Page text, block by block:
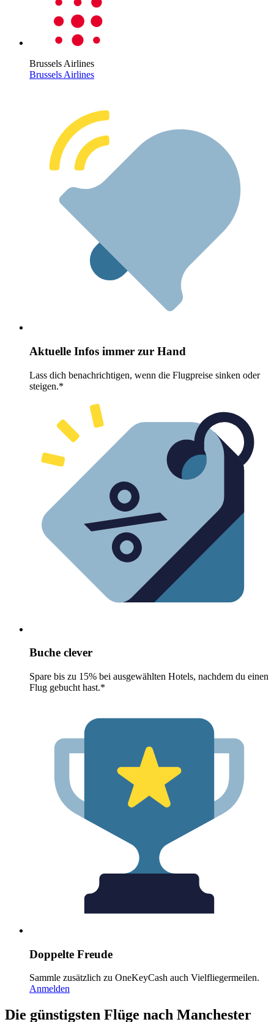
Brussels Airlines
Brussels Airlines
Aktuelle Infos immer zur Hand
Lass dich benachrichtigen, wenn die Flugpreise sinken oder
steigen.*
Buche clever
Spare bis zu 15% bei ausgewählten Hotels, nachdem du einen
Flug gebucht hast.*
Doppelte Freude
Sammle zusätzlich zu OneKeyCash auch Vielfliegermeilen.
Anmelden
Die günstigsten Flüge nach Manchester